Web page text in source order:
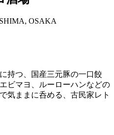
OSAKA
持つ、国産三元豚の一口餃
ビマヨ、ルーローハンなどの
気ままに呑める、古民家レト